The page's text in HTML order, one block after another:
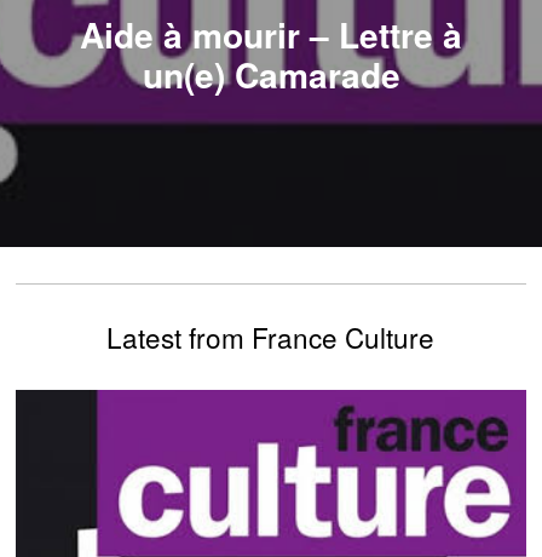
Aide à mourir – Lettre à
un(e) Camarade
Latest from France Culture